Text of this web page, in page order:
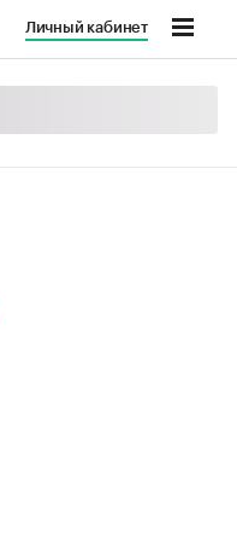
Личный кабинет